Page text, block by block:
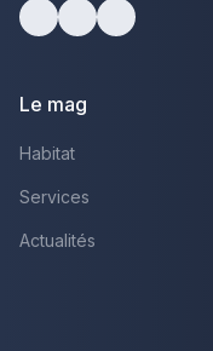
Le mag
Habitat
Services
Actualités